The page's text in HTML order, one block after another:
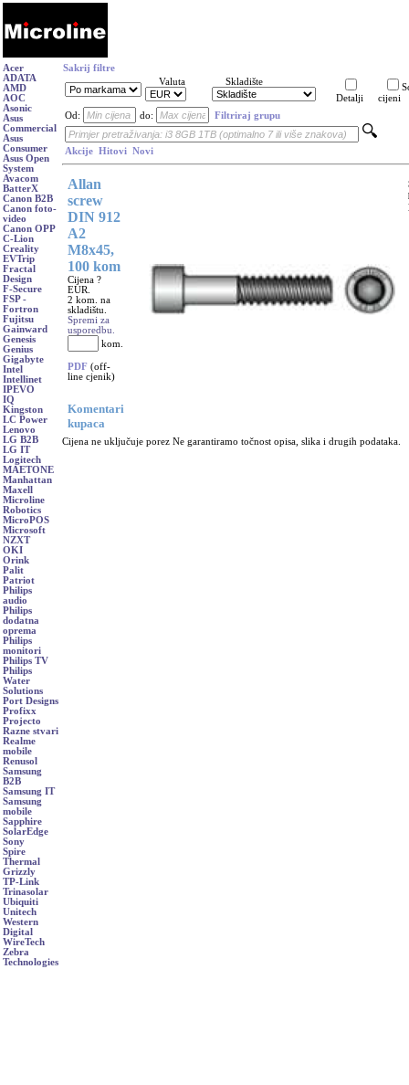
Acer
ADATA
AMD
AOC
Asonic
Asus
Commercial
Asus
Consumer
Asus Open
System
Avacom
BatterX
Canon B2B
Canon foto-
video
Canon OPP
C-Lion
Creality
EVTrip
Fractal
Design
F-Secure
FSP -
Fortron
Fujitsu
Gainward
Genesis
Genius
Gigabyte
Intel
Intellinet
IPEVO
IQ
Kingston
LC Power
Lenovo
LG B2B
LG IT
Logitech
MAETONE
Manhattan
Maxell
Microline
Robotics
MicroPOS
Microsoft
NZXT
OKI
Orink
Palit
Patriot
Philips
audio
Philips
dodatna
oprema
Philips
monitori
Philips TV
Philips
Water
Solutions
Port Designs
Profixx
Projecto
Razne stvari
Realme
mobile
Renusol
Samsung
B2B
Samsung IT
Samsung
mobile
Sapphire
SolarEdge
Sony
Spire
Thermal
Grizzly
TP-Link
Trinasolar
Ubiquiti
Unitech
Western
Digital
WireTech
Zebra
Technologies
Sakrij filtre
Valuta
Skladište
Detalji
cijeni
Od:
do: Filtriraj grupu
Akcije Hitovi Novi
Allan
screw
DIN 912
A2
M8x45,
100 kom
Cijena ?
EUR.
2 kom. na
skladištu.
Spremi za
usporedbu.
kom.
PDF (off-
line cjenik)
Komentari
kupaca
Cijena ne uključuje porez Ne garantiramo točnost opisa, slika i drugih podataka.